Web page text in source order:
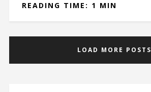
READING TIME: 1 MIN
LOAD MORE POSTS